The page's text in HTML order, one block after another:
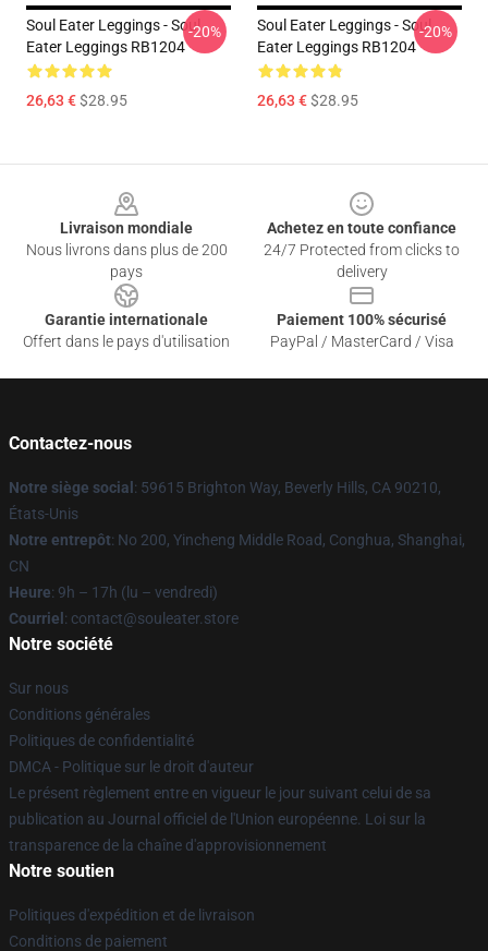
Soul Eater Leggings - Soul
Eater Leggings RB1204
26,63 €$28.95
-20%
Soul Eater Leggings - Soul
Eater Leggings RB1204
26,63 €$28.95
-20%
Livraison mondiale
Nous livrons dans plus de 200
pays
Achetez en toute confiance
24/7 Protected from clicks to
delivery
Garantie internationale
Offert dans le pays d'utilisation
Paiement 100% sécurisé
PayPal / MasterCard / Visa
Contactez-nous
Notre siège social : 59615 Brighton Way, Beverly Hills, CA 90210,
États-Unis
Notre entrepôt: No 200, Yincheng Middle Road, Conghua, Shanghai,
CN
Heure: 9h – 17h (lu – vendredi)
Courriel : contact@souleater.store
Notre société
Sur nous
Conditions générales
Politiques de confidentialité
DMCA - Politique sur le droit d'auteur
Le présent règlement entre en vigueur le jour suivant celui de sa
publication au Journal officiel de l'Union européenne. Loi sur la
transparence de la chaîne d'approvisionnement
Notre soutien
Politiques d'expédition et de livraison
Conditions de paiement